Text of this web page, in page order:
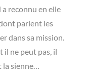
a reconnu en elle
parlent les
dans sa mission.
il ne peut pas, il
la sienne…